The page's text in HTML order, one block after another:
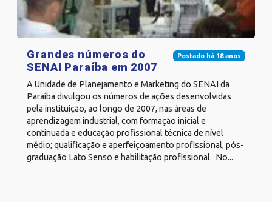
Postado há 18 anos
Grandes números do
SENAI Paraíba em 2007
A Unidade de Planejamento e Marketing do SENAI da
Paraíba divulgou os números de ações desenvolvidas
pela instituição, ao longo de 2007, nas áreas de
aprendizagem industrial, com formação inicial e
continuada e educação profissional técnica de nível
médio; qualificação e aperfeiçoamento profissional, pós-
graduação Lato Senso e habilitação profissional. No...